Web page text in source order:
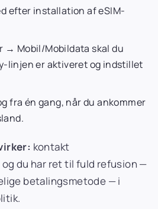
efter installation af eSIM-
→ Mobil/Mobildata skal du
linjen er aktiveret og indstillet
fra én gang, når du ankommer
kontakt
og du har ret til fuld refusion —
betalingsmetode — i